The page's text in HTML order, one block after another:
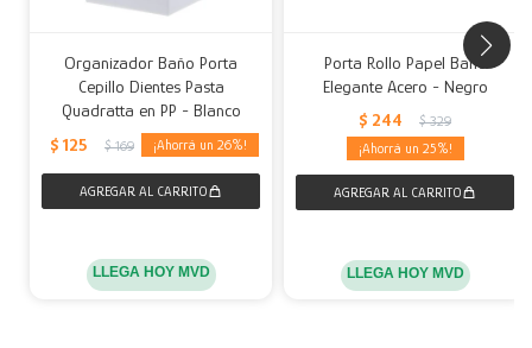
Organizador Baño Porta
Cepillo Dientes Pasta
Quadratta en PP - Blanco
$ 125 $ 169 26
LLEGA HOY MVD
Porta Rollo Papel Baño
Elegante Acero - Negro
$ 244 $ 329
25
LLEGA HOY MVD